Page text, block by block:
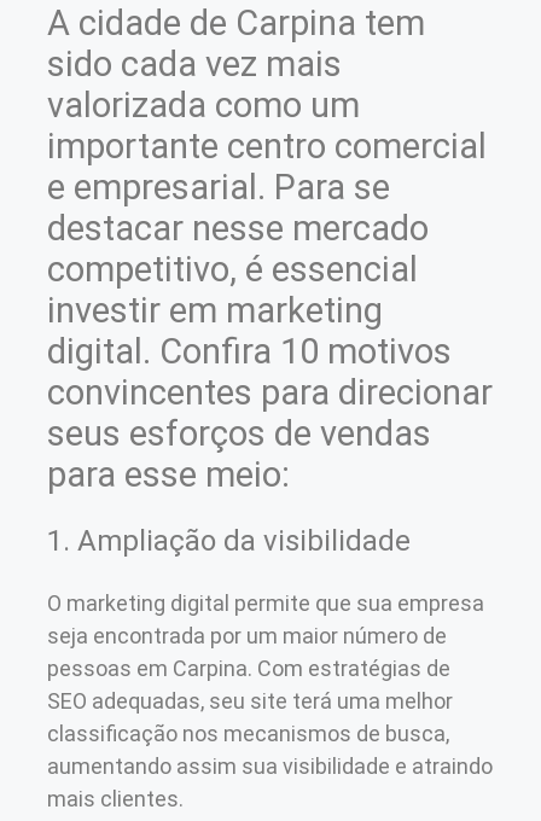
A cidade de Carpina tem
sido cada vez mais
valorizada como um
importante centro comercial
e empresarial. Para se
destacar nesse mercado
competitivo, é essencial
investir em marketing
digital. Confira 10 motivos
convincentes para direcionar
seus esforços de vendas
para esse meio:
1. Ampliação da visibilidade
O marketing digital permite que sua empresa
seja encontrada por um maior número de
pessoas em Carpina. Com estratégias de
SEO adequadas, seu site terá uma melhor
classificação nos mecanismos de busca,
aumentando assim sua visibilidade e atraindo
mais clientes.